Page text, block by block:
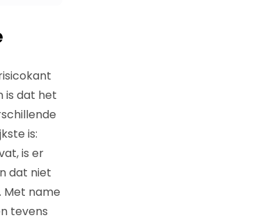
is dat het
is:
is er
dat niet
Met name
tevens